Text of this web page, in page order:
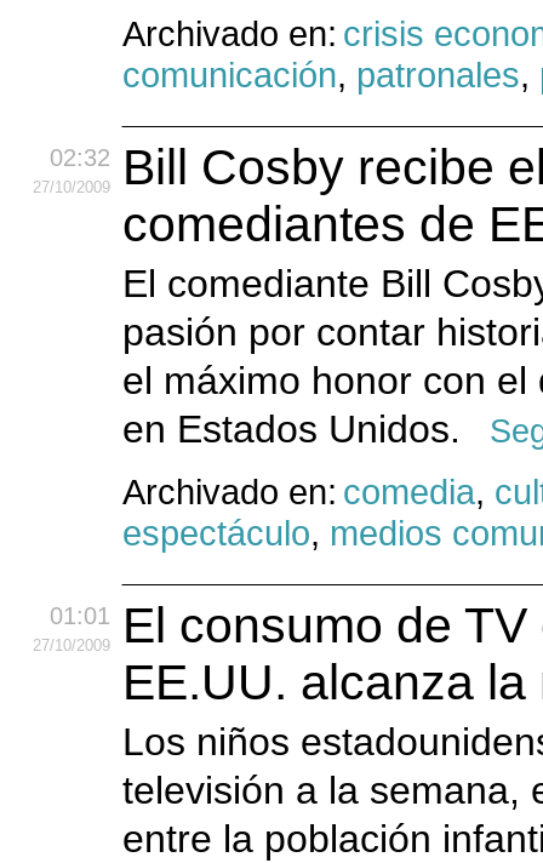
Archivado en: crisis
comunicación, patronales,
02:32
27/10/2009
Bill Cosby recibe
comediantes de
El comediante Bill
pasión por contar
el máximo honor con
en Estados Unidos.
Archivado en: comedia,
espectáculo, medios
01:01
27/10/2009
El consumo de
EE.UU. alcanza
Los niños
televisión a la semana,
entre la población